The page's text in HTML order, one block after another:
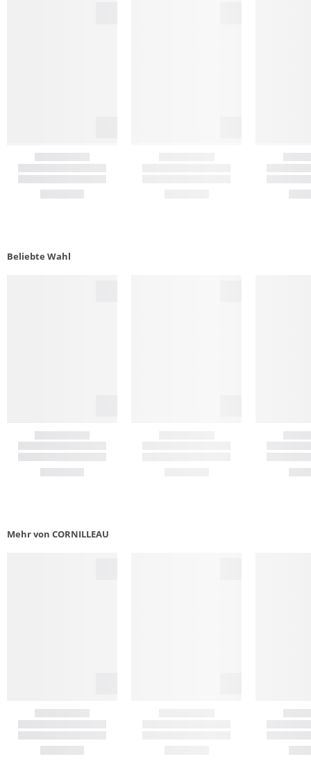
Beliebte Wahl
Mehr von CORNILLEAU